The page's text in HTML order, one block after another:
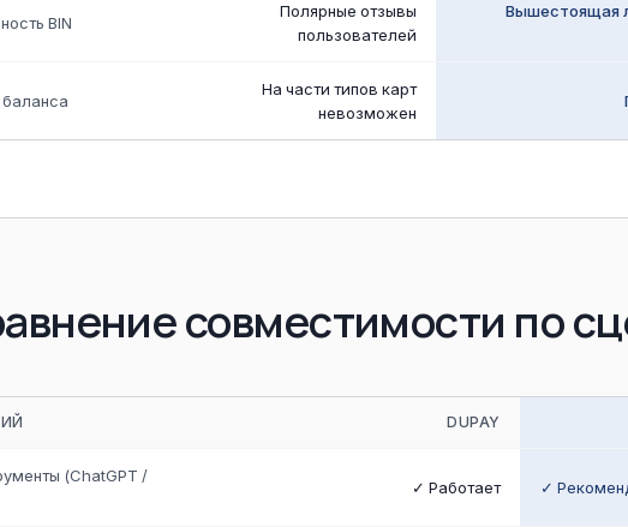
BIN
Полярные отзывы
пользователей
Вышестоящая
На части типов карт
невозможен
совместимости по
DUPAY
(ChatGPT /
✓ Работает ✓